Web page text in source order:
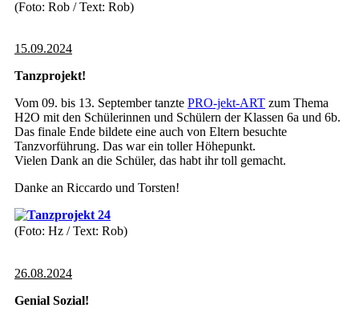
(Foto: Rob / Text: Rob)
15.09.2024
Tanzprojekt!
Vom 09. bis 13. September tanzte PRO-jekt-ART zum Thema
H2O mit den Schülerinnen und Schülern der Klassen 6a und 6b.
Das finale Ende bildete eine auch von Eltern besuchte
Tanzvorführung. Das war ein toller Höhepunkt.
Vielen Dank an die Schüler, das habt ihr toll gemacht.
Danke an Riccardo und Torsten!
(Foto: Hz / Text: Rob)
26.08.2024
Genial Sozial!